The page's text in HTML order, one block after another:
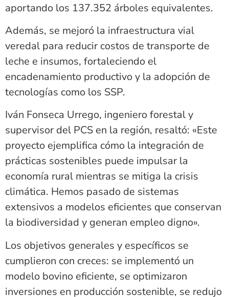
aportando los 137.352 árboles equivalentes.
Además, se mejoró la infraestructura vial
veredal para reducir costos de transporte de
leche e insumos, fortaleciendo el
encadenamiento productivo y la adopción de
tecnologías como los SSP.
Iván Fonseca Urrego, ingeniero forestal y
supervisor del PCS en la región, resaltó: «Este
proyecto ejemplifica cómo la integración de
prácticas sostenibles puede impulsar la
economía rural mientras se mitiga la crisis
climática. Hemos pasado de sistemas
extensivos a modelos eficientes que conservan
la biodiversidad y generan empleo digno».
Los objetivos generales y específicos se
cumplieron con creces: se implementó un
modelo bovino eficiente, se optimizaron
inversiones en producción sostenible, se redujo